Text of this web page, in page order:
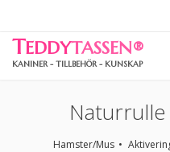
TEDDYTASSEN®
KANINER - TILLBEHÖR - KUNSKAP
Hamster/Mus